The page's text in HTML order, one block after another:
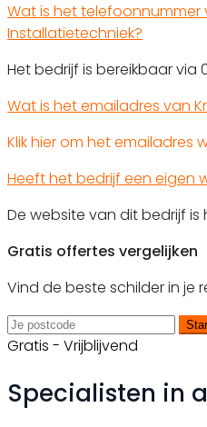
Wat is het telefoonnummer
Installatietechniek?
Het bedrijf is bereikbaar via
Wat is het emailadres van
Klik hier om het emailadres
Heeft het bedrijf een eigen
De website van dit bedrijf
Gratis offertes vergelijken
Vind de beste schilder in je
Gratis - Vrijblijvend
Specialisten in